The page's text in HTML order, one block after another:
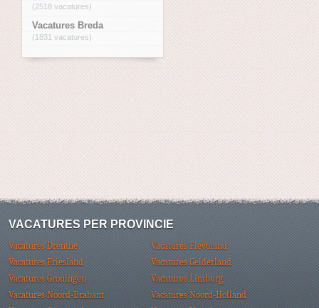
(2518 vacatures)
Vacatures Breda
(1831 vacatures)
VACATURES PER PROVINCIE
Vacatures Drenthe
Vacatures Flevoland
Vacatures Friesland
Vacatures Gelderland
Vacatures Groningen
Vacatures Limburg
Vacatures Noord-Brabant
Vacatures Noord-Holland